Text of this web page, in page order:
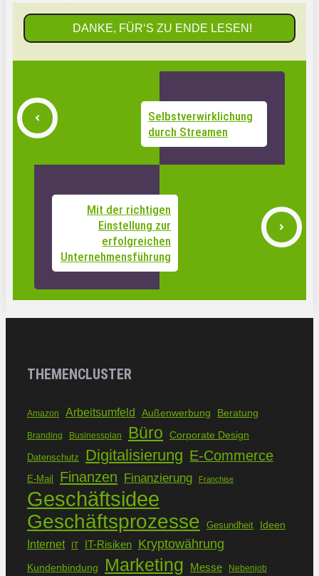
DANKE, FÜR‘S ZU ENDE LESEN!
Selbstverwirklichung
durch Streamen
Mit der richtigen
Einstellung zur
erfolgreichen
Unternehmensführung
THEMENCLUSTER
Amazon Arbeitsumfeld Außenwerbung Beratung
Branding Businessplan Büro Corporate Design
Datenschutz Digitalisierung E-Commerce
E-Mail Finanzen Finanzierung Franchise
Geschäftsidee
Geschäftsprozesse Gesundheit Ideen
Internet IT IT-Risiken Kryptowährung
Kundenbindung Marketing Messe Nebenjob